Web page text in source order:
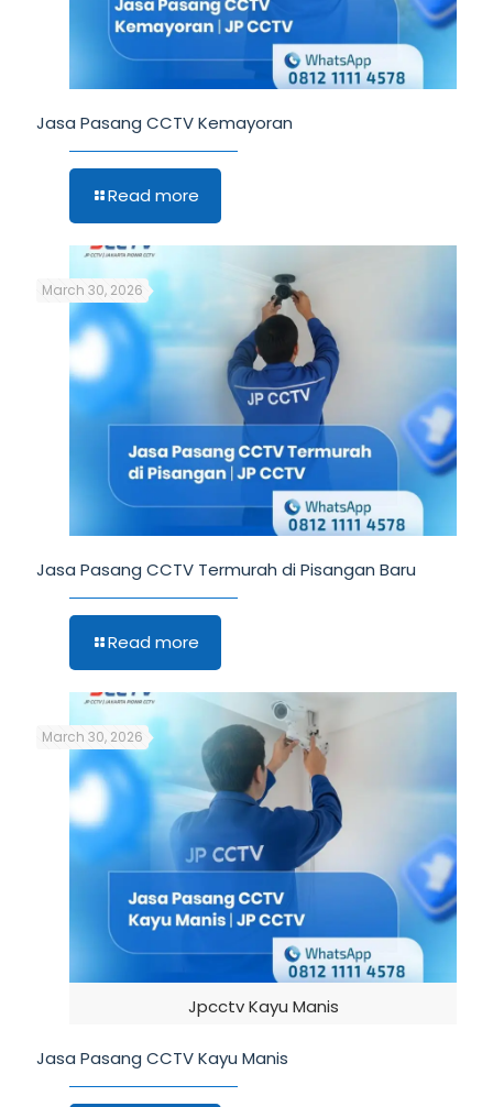
Jasa Pasang CCTV Kemayoran
Read more
March 30, 2026
Jasa Pasang CCTV Termurah di Pisangan Baru
Read more
Jpcctv Kayu Manis
March 30, 2026
Jasa Pasang CCTV Kayu Manis